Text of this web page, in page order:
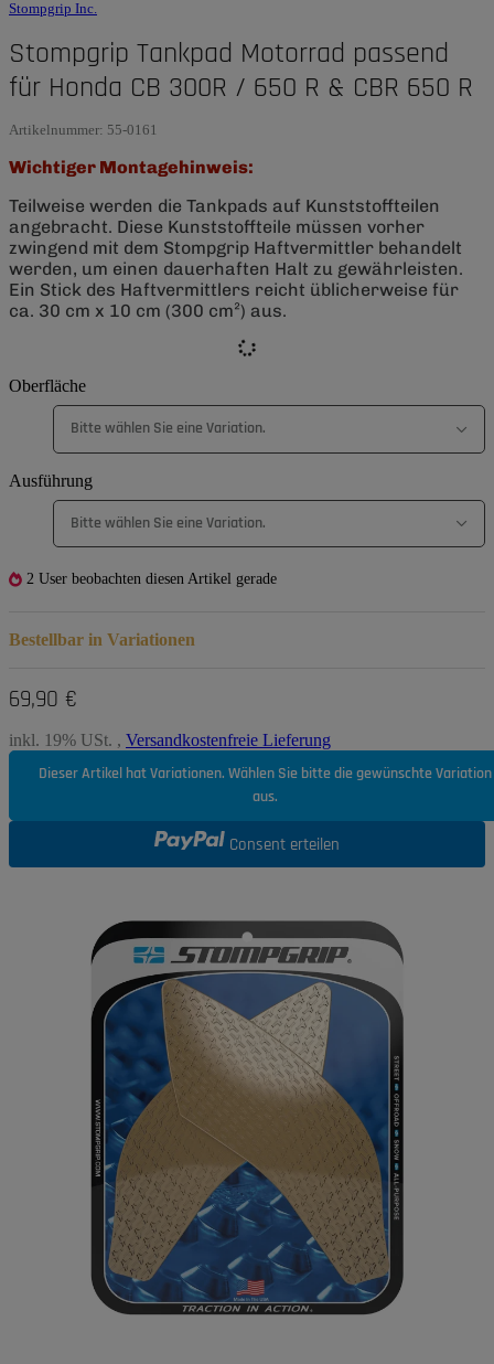
Stompgrip Inc.
Stompgrip Tankpad Motorrad passend
für Honda CB 300R / 650 R & CBR 650 R
Artikelnummer: 55-0161
Wichtiger Montagehinweis:
Teilweise werden die Tankpads auf Kunststoffteilen
angebracht. Diese Kunststoffteile müssen vorher
zwingend mit dem Stompgrip Haftvermittler behandelt
werden, um einen dauerhaften Halt zu gewährleisten.
Ein Stick des Haftvermittlers reicht üblicherweise für
ca. 30 cm x 10 cm (300 cm²) aus.
Oberfläche
Bitte wählen Sie eine Variation.
Ausführung
Bitte wählen Sie eine Variation.
2 User beobachten diesen Artikel gerade
Bestellbar in Variationen
69,90 €
inkl. 19% USt. , Versandkostenfreie Lieferung
Dieser Artikel hat Variationen. Wählen Sie bitte die gewünschte Variation
aus.
Consent erteilen